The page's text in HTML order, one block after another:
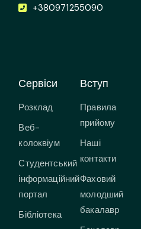
+380971255090
Сервіси
Розклад
Веб-
колоквіум
Студентський
інформаційний
портал
Бібліотека
Вступ
Правила
прийому
Наші
контакти
Фаховий
молодший
бакалавр